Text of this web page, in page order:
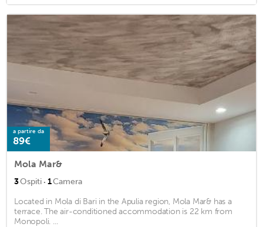
a partire da
89€
Mola Mar&
3Ospiti · 1Camera
Located in Mola di Bari in the Apulia region, Mola Mar& has a
terrace. The air-conditioned accommodation is 22 km from
Monopoli. ...